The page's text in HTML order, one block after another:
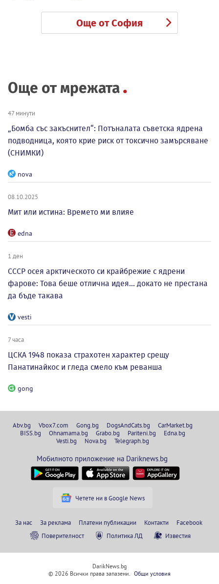
Още от София
Още от мрежата
47 минути
„Бомба със закъснител“: Потъналата съветска ядрена
подводница, която крие риск от токсично замърсяване
(СНИМКИ)
nova
08.10.2025
Мит или истина: Времето ми влияе
edna
1 ден
СССР осея арктическото си крайбрежие с ядрени
фарове: Това беше отлична идея... докато не престана
да бъде такава
vesti
7 часа
ЦСКА 1948 показа страхотен характер срещу
Панатинайкос и гледа смело към реванша
gong
Abv.bg Vbox7.com Gong.bg DogsAndCats.bg
CarMarket.bg
BISS.bg
Ohnamama.bg Grabo.bg Pariteni.bg
Edna.bg
Vesti.bg
Nova.bg Telegraph.bg
Мобилното приложение на Dariknews.bg
Четете ни в Google News
За нас За реклама Платени публикации Контакти
Facebook
Поверителност
Политика ЛД Известия
DarikNews.bg
© 2026 Всички права запазени. Общи условия